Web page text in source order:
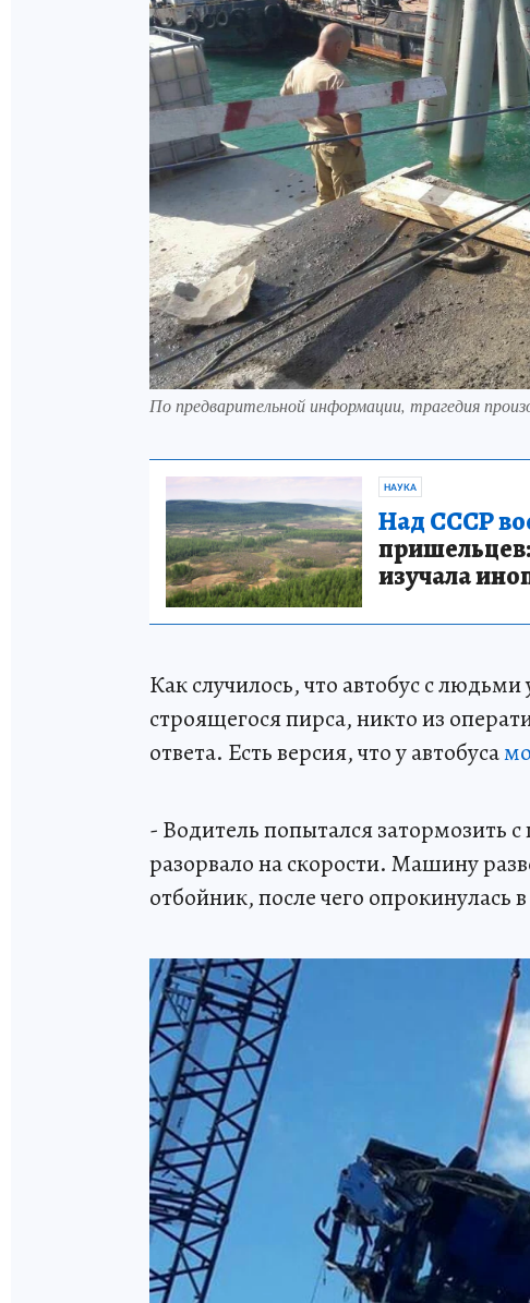
По предварительной информации, трагедия
НАУКА
Над СССР
пришельцев:
изучала
Как случилось, что автобус с
строящегося пирса, никто из
ответа. Есть версия, что у автобуса
- Водитель попытался затормозить
разорвало на скорости. Машину
отбойник, после чего